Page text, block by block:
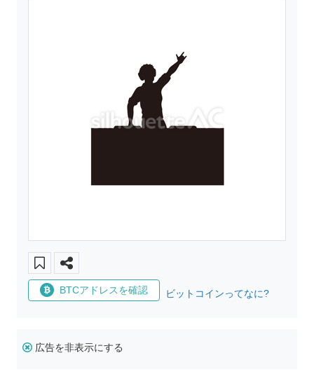
BTCアドレスを確認 ビットコインってなに?
広告を非表示にする